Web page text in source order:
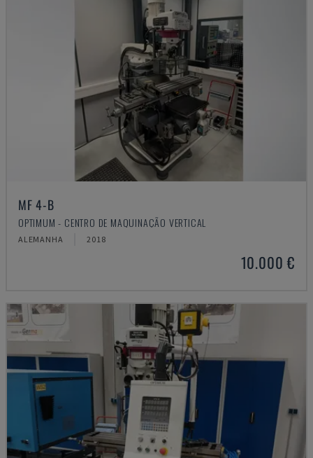
MF 4-B
OPTIMUM - CENTRO DE MAQUINAÇÃO VERTICAL
ALEMANHA 2018
10.000 €